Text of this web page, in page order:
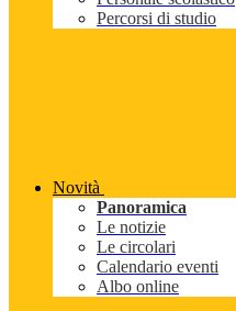
Percorsi di studio
Novità
Panoramica
Le notizie
Le circolari
Calendario eventi
Albo online